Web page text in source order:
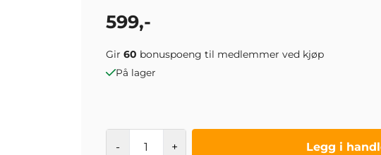
599,-
Gir 60 bonuspoeng til medlemmer ved kjøp
På lager
- + Legg i